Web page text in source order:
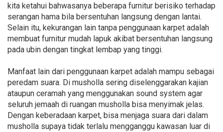
kita ketahui bahwasanya beberapa furnitur berisiko terhadap
serangan hama bila bersentuhan langsung dengan lantai.
Selain itu, kekurangan lain tanpa penggunaan karpet adalah
membuat furnitur mudah lapuk akibat bersentuhan langsung
pada ubin dengan tingkat lembap yang tinggi.
Manfaat lain dari penggunaan karpet adalah mampu sebagai
peredam suara. Di musholla sering diselenggarakan kajian
ataupun ceramah yang menggunakan sound system agar
seluruh jemaah di ruangan musholla bisa menyimak jelas.
Dengan keberadaan karpet, bisa menjaga suara dari dalam
musholla supaya tidak terlalu mengganggu kawasan luar di